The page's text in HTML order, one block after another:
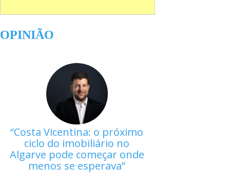
OPINIÃO
Costa Vicentina: o próximo
ciclo do imobiliário no
Algarve pode começar onde
menos se esperava